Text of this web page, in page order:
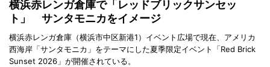
横浜赤レンガ倉庫で「レッドブリックサンセッ
ト」 サンタモニカをイメージ
横浜赤レンガ倉庫（横浜市中区新港1）イベント広場で現在、アメリカ
西海岸「サンタモニカ」をテーマにした夏季限定イベント「Red Brick
Sunset 2026」が開催されている。